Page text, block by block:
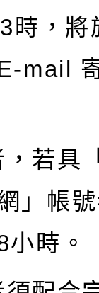
時，將
mail
若具
」帳
小時。